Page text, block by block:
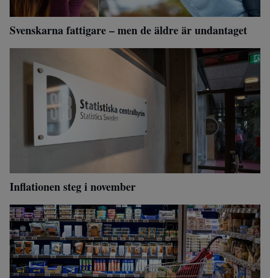
Svenskarna fattigare – men de äldre är undantaget
Inflationen steg i november